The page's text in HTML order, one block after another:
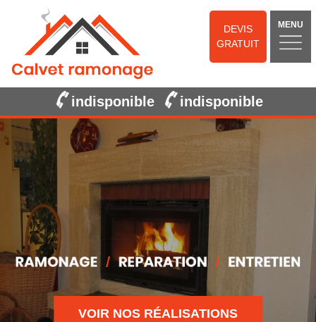
DEVIS
GRATUIT
MENU
indisponible indisponible
VOIR NOS RÉALISATIONS